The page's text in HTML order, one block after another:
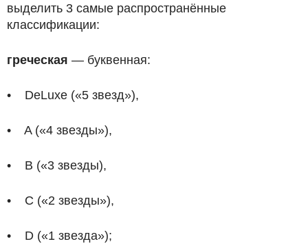
выделить 3 самые распространённые
классификации:
греческая — буквенная:
• DeLuxe («5 звезд»),
• A («4 звезды»),
• В («3 звезды),
• С («2 звезды»),
• D («1 звезда»);